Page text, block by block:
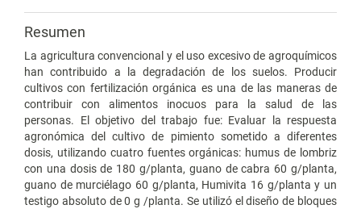
Resumen
La agricultura convencional y el uso excesivo de agroquímicos
han contribuido a la degradación de los suelos. Producir
cultivos con fertilización orgánica es una de las maneras de
contribuir con alimentos inocuos para la salud de las
personas. El objetivo del trabajo fue: Evaluar la respuesta
agronómica del cultivo de pimiento sometido a diferentes
dosis, utilizando cuatro fuentes orgánicas: humus de lombriz
con una dosis de 180 g/planta, guano de cabra 60 g/planta,
guano de murciélago 60 g/planta, Humivita 16 g/planta y un
testigo absoluto de 0 g /planta. Se utilizó el diseño de bloques